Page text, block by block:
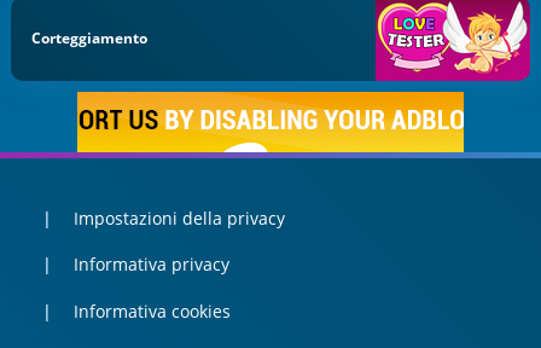
Corteggiamento
Impostazioni della privacy
Informativa privacy
Informativa cookies